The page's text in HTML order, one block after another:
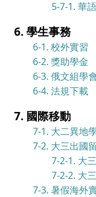
5-7-1. 華
6. 學生事務
6-1. 校外實習
6-2. 獎助學金
6-3. 俄文組學
6-4. 法規下載
7. 國際移動
7-1. 大二異地
7-2. 大三出國
7-2-1. 大
7-2-2. 大
7-3. 暑假海外